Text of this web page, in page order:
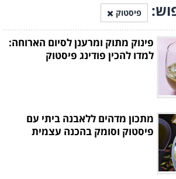
פיסטוק
פינוק מתוק ומרענן לסיום הארוחה:
למדו להכין פודינג פיסטוק
מתכון מדהים ללאבנה ביתי עם
פיסטוק וסומק בהכנה עצמית